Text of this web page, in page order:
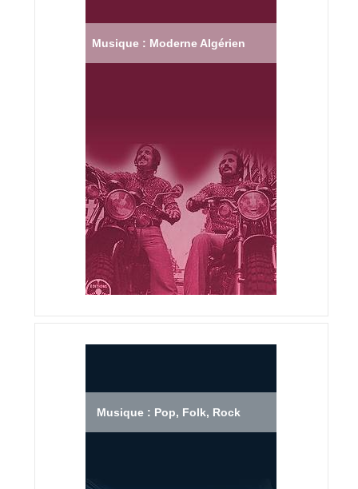
Musique : Moderne Algérien
Musique : Pop, Folk, Rock